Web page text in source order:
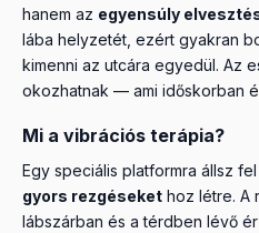
hanem az egyensúly
lába helyzetét, ezért gyakran
kimenni az utcára egyedül. Az
okozhatnak — ami időskorban
Mi a vibrációs terápia?
Egy speciális platformra állsz
gyors rezgéseket hoz létre. A
lábszárban és a térdben lévő